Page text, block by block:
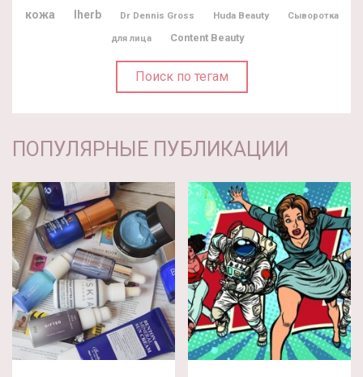
кожа
Iherb Dr Dennis Gross Huda Beauty Сыворотка
для лица Content Beauty
Поиск по тегам
ПОПУЛЯРНЫЕ ПУБЛИКАЦИИ